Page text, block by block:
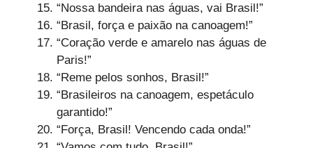
“Nossa bandeira nas águas, vai Brasil!”
“Brasil, força e paixão na canoagem!”
“Coração verde e amarelo nas águas de
Paris!”
“Reme pelos sonhos, Brasil!”
“Brasileiros na canoagem, espetáculo
garantido!”
“Força, Brasil! Vencendo cada onda!”